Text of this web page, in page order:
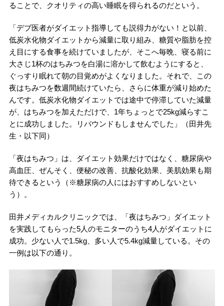
ることで、クオリティの高い睡眠を得られるのだという。
「デブ医者がダイエット指導しても説得力がない！と以前、
低炭水化物ダイエットから減量に取り組み、糖質や脂肪を控
え目にする食事を続けていましたが、そこへ毎晩、寝る前に
大さじ1杯のはちみつを白湯に溶かして飲むようにすると、
ぐっすり眠れて朝の目覚めがよくなりました。それで、この
夜はちみつを数週間続けていたら、さらに体重が減り始めた
んです。低炭水化物ダイエットでは途中で停滞していた減量
が、はちみつを加えただけで、1年ちょっとで25kg減らすこ
とに成功しました。リバウンドもしませんでした」（田井先
生・以下同）
「夜はちみつ」は、ダイエット効果だけではなく、糖尿病や
高血圧、ぜんそく、便秘の改善、抗酸化効果、美肌効果も期
待できるという（※糖尿病の人にはおすすめしないとい
う）。
田井メディカルクリニックでは、「夜はちみつ」ダイエット
を実践してもらった5人のモニターのうち4人がダイエットに
成功。少ない人で1.5kg、多い人で5.4kg減量している。その
一例は以下の通り。